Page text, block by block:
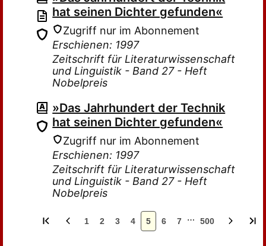
hat seinen Dichter gefunden«
Zugriff nur im Abonnement
Erschienen: 1997
Zeitschrift für Literaturwissenschaft
und Linguistik - Band 27 - Heft
Nobelpreis
»Das Jahrhundert der Technik
hat seinen Dichter gefunden«
Zugriff nur im Abonnement
Erschienen: 1997
Zeitschrift für Literaturwissenschaft
und Linguistik - Band 27 - Heft
Nobelpreis
1 2 3 4 5 6 7 … 500